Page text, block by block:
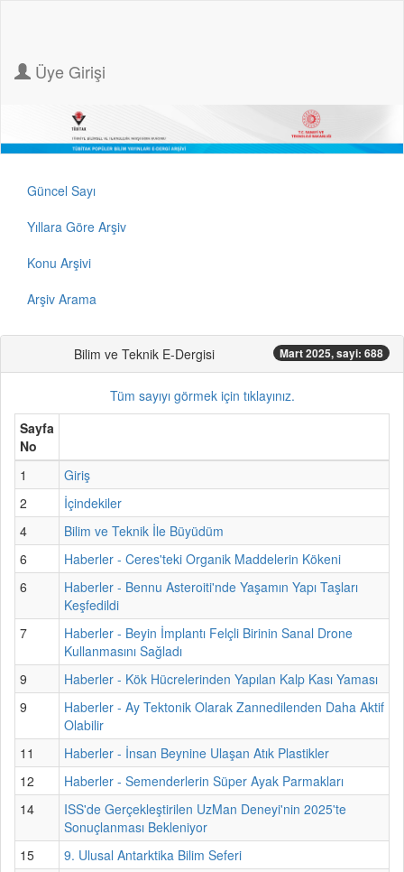
Üye Girişi
Güncel Sayı
Yıllara Göre Arşiv
Konu Arşivi
Arşiv Arama
Bilim ve Teknik E-Dergisi Mart 2025, sayi: 688
Tüm sayıyı görmek için tıklayınız.
Sayfa
No
1
Giriş
2
İçindekiler
4
Bilim ve Teknik İle Büyüdüm
6
Haberler - Ceres'teki Organik Maddelerin Kökeni
6
Haberler - Bennu Asteroiti'nde Yaşamın Yapı Taşları
Keşfedildi
7
Haberler - Beyin İmplantı Felçli Birinin Sanal Drone
Kullanmasını Sağladı
9
Haberler - Kök Hücrelerinden Yapılan Kalp Kası Yaması
9
Haberler - Ay Tektonik Olarak Zannedilenden Daha Aktif
Olabilir
11
Haberler - İnsan Beynine Ulaşan Atık Plastikler
12
Haberler - Semenderlerin Süper Ayak Parmakları
14
ISS'de Gerçekleştirilen UzMan Deneyi'nin 2025'te
Sonuçlanması Bekleniyor
15
9. Ulusal Antarktika Bilim Seferi